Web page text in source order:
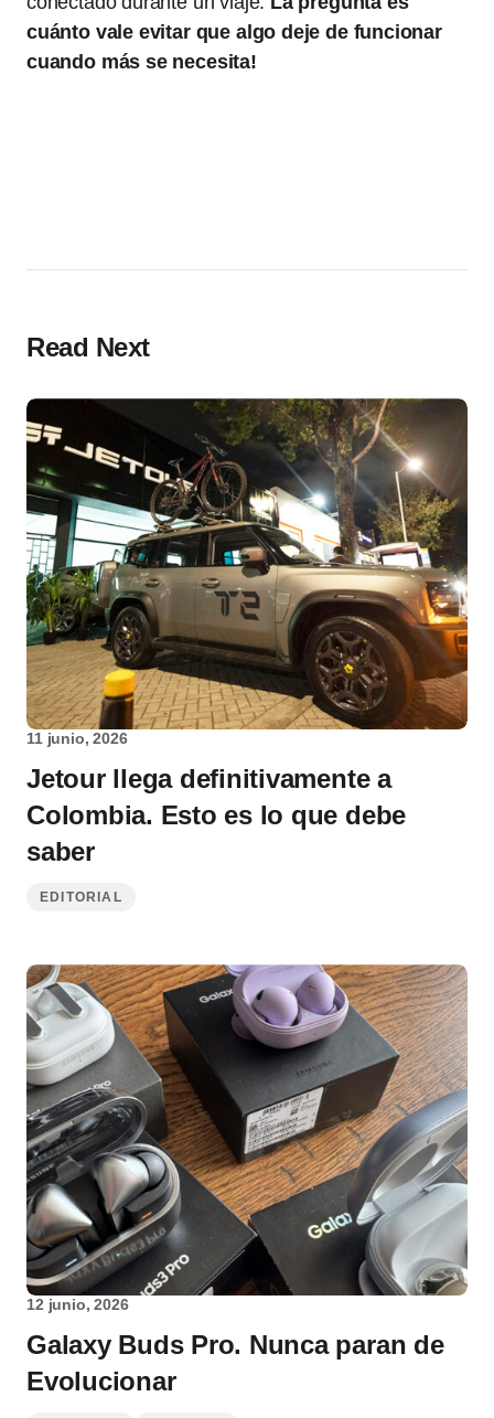
cuánto vale evitar que algo deje de funcionar
cuando más se necesita!
Read Next
11 junio, 2026
Jetour llega definitivamente a
Colombia. Esto es lo que debe
saber
EDITORIAL
12 junio, 2026
Galaxy Buds Pro. Nunca paran de
Evolucionar